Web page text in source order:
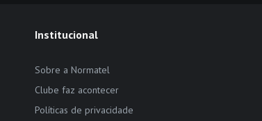
Institucional
Sobre a Normatel
Clube faz acontecer
Políticas de privacidade